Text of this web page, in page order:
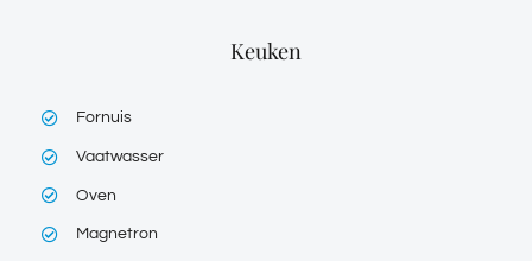
Keuken
Fornuis
Vaatwasser
Oven
Magnetron